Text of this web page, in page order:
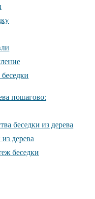
пошагово:
беседки из дерева
дерева
беседки